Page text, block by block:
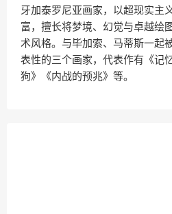
牙加泰罗尼亚画家，以超现实主
富，擅长将梦境、幻觉与卓越绘
术风格。与毕加索、马蒂斯一起
表性的三个画家，代表作有《记
狗》《内战的预兆》等。